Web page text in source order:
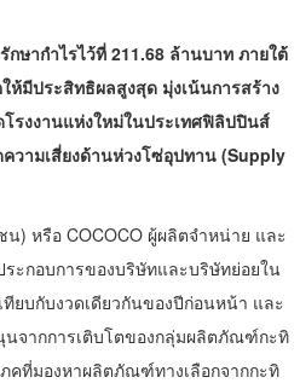
กษากำไรไว้ที่ 211.68 ล้านบาท ภายใต้
มีประสิทธิผลสูงสุด มุ่งเน้นการสร้าง
รงงานแห่งใหม่ในประเทศฟิลิปปินส์
วามเสี่ยงด้านห่วงโซ่อุปทาน (Supply
) หรือ COCOCO ผู้ผลิตจำหน่าย และ
ะกอบการของบริษัทและบริษัทย่อยใน
ยบกับงวดเดียวกันของปีก่อนหน้า และ
นจากการเติบโตของกลุ่มผลิตภัณฑ์กะทิ
คที่มองหาผลิตภัณฑ์ทางเลือกจากกะทิ